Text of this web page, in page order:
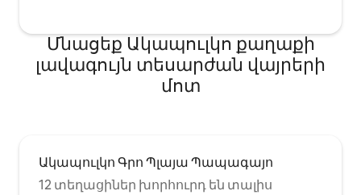
Մնացեք Ակապուլկո քաղաքի
լավագույն տեսարժան վայրերի
մոտ
Ակապուլկո Գրո Պլայա Պապագայո
12 տեղացիներ խորհուրդ են տալիս